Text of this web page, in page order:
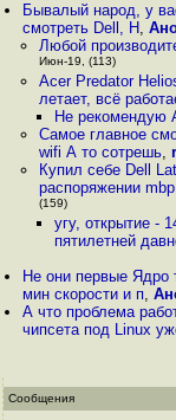
Бывалый народ, у
смотреть Dell, H,
Любой
Июн-19, (113)
Acer Predator
летает, всё
Не рекомендую
Самое главное
wifi А то сотрешь,
Купил себе Dell
распоряжении
(159)
угу, открытие -
пятилетней
Не они первые Ядро
мин скорости и п,
А что проблема
чипсета под Linux
Сообщения